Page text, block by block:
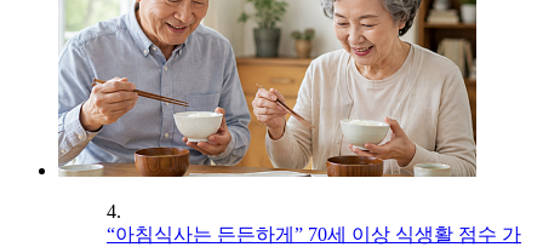
4.
“아침식사는 든든하게” 70세 이상 식생활 점수 가